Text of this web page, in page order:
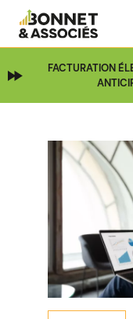
FACTURATION